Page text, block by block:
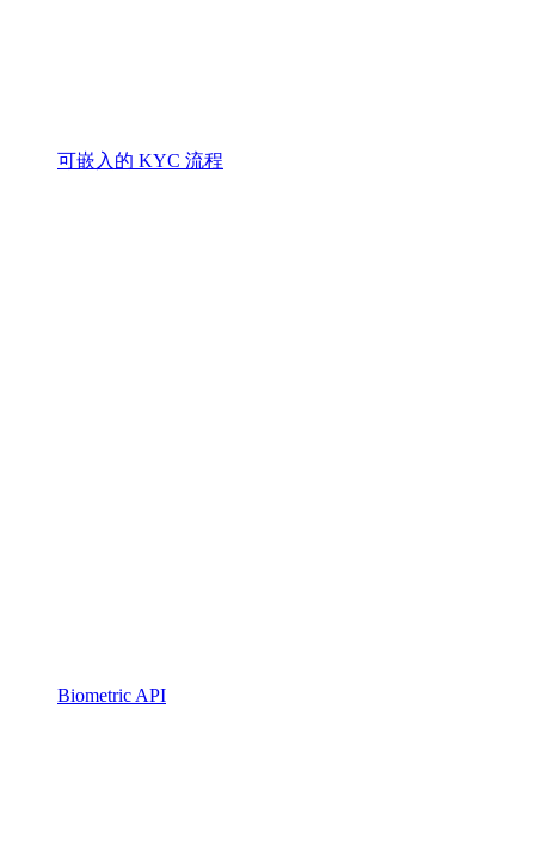
可嵌入的 KYC 流程
Biometric API